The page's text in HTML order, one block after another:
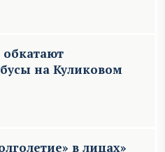
обкатают
на Куликовом
в лицах»